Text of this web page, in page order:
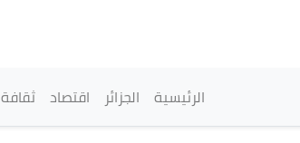
القائمة الرئيسية
الرئيسية الجزائر اقتصاد ثقافة